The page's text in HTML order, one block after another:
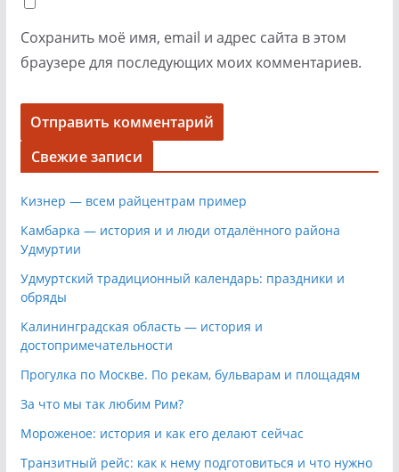
Сохранить моё имя, email и адрес сайта в этом
браузере для последующих моих комментариев.
Свежие записи
Кизнер — всем райцентрам пример
Камбарка — история и и люди отдалённого района
Удмуртии
Удмуртский традиционный календарь: праздники и
обряды
Калининградская область — история и
достопримечательности
Прогулка по Москве. По рекам, бульварам и площадям
За что мы так любим Рим?
Мороженое: история и как его делают сейчас
Транзитный рейс: как к нему подготовиться и что нужно